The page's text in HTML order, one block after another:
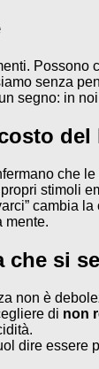
Possono
senza
segno: in
che
stimoli
cambia
mente.
che si
non è
di non
dire essere